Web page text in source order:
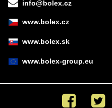
info@bolex.cz
www.bolex.cz
www.bolex.sk
www.bolex-group.eu
Facebook Twitter